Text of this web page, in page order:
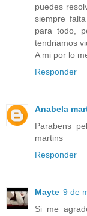
puedes
siempre
para todo,
tendriamos
A mi por lo
Responder
Anabela
Parabens
martins
Responder
Mayte 9 de
Si me